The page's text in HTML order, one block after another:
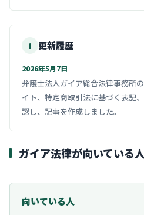
i 更新履歴
2026年5月7日
弁護士法人ガイア総合法律事務所
イト、特定商取引法に基づく表記
認し、記事を作成しました。
ガイア法律が向いている
向いている人